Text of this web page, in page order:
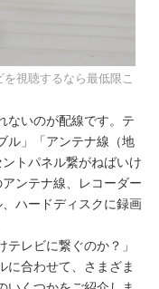
視聴するなら最低限こ
ないのが配線です。テ
ル」「アンテナ線（地
トパネル繋がねばいけ
ンテナ線、レコーダー
ハードディスクに録画
テレビに繋ぐのか？」
に合わせて、さまざま